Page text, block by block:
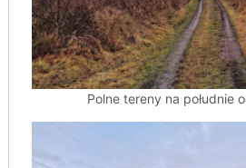
Polne tereny na południe